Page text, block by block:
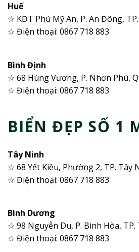
Huế
☆ KĐT Phú Mỹ An, P. An Đông,
☆ Điện thoại: 0867 718 883
Bình Định
☆ 68 Hùng Vương, P. Nhơn Phú,
☆ Điện thoại: 0867 718 883
BIỂN ĐẸP SỐ 1
Tây Ninh
☆ 68 Yết Kiêu, Phường 2, TP. Tây
☆ Điện thoại: 0867 718 883
Bình Dương
☆ 98 Nguyễn Du, P. Bình Hòa, TP.
☆ Điện thoại: 0867 718 883